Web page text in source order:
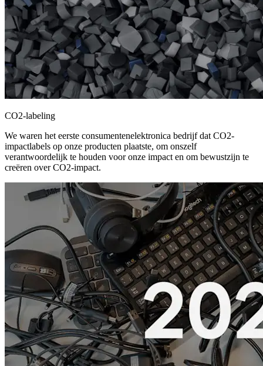
CO2-labeling
We waren het eerste consumentenelektronica bedrijf dat CO2-
impactlabels op onze producten plaatste, om onszelf
verantwoordelijk te houden voor onze impact en om bewustzijn te
creëren over CO2-impact.